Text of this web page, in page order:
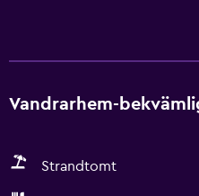
Vandrarhem-
Strandtomt